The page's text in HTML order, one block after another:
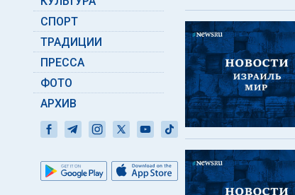
СПОРТ
ТРАДИЦИИ
ПРЕССА
ФОТО
АРХИВ